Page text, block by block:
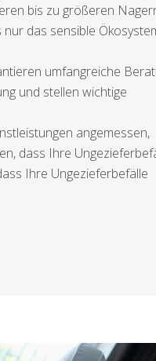
bis zu größeren
das sensible
umfangreiche
und stellen wichtige
angemessen,
dass Ihre
Ihre Ungezieferbefälle